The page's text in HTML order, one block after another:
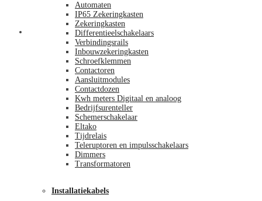
Automaten
IP65 Zekeringkasten
Zekeringkasten
Differentieelschakelaars
Verbindingsrails
Inbouwzekeringkasten
Schroefklemmen
Contactoren
Aansluitmodules
Contactdozen
Kwh meters Digitaal en analoog
Bedrijfsurenteller
Schemerschakelaar
Eltako
Tijdrelais
Teleruptoren en impulsschakelaars
Dimmers
Transformatoren
Installatiekabels